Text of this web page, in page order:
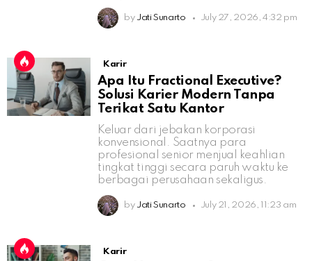
by Jati Sunarto July 27, 2026, 4:32 pm
Karir
Apa Itu Fractional Executive?
Solusi Karier Modern Tanpa
Terikat Satu Kantor
Keluar dari jebakan korporasi
konvensional. Saatnya para
profesional senior menjual keahlian
tingkat tinggi secara paruh waktu ke
berbagai perusahaan sekaligus.
by Jati Sunarto July 21, 2026, 11:23 am
Karir